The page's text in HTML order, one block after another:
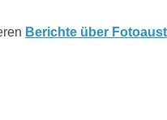
Berichte über